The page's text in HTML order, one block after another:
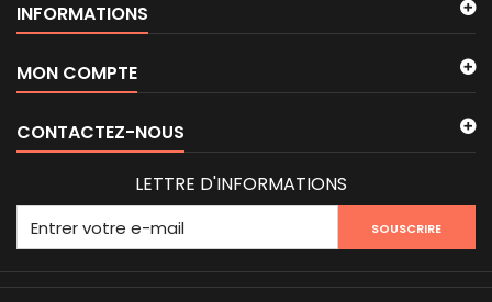
INFORMATIONS
MON COMPTE
CONTACTEZ-NOUS
LETTRE D'INFORMATIONS
SOUSCRIRE